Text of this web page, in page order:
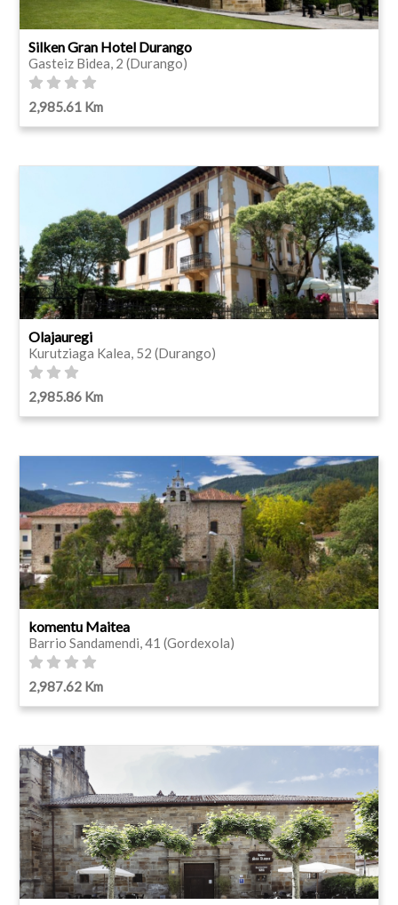
Silken Gran Hotel Durango
Gasteiz Bidea, 2 (Durango)
2,985.61 Km
Olajauregi
Kurutziaga Kalea, 52 (Durango)
2,985.86 Km
komentu Maitea
Barrio Sandamendi, 41 (Gordexola)
2,987.62 Km